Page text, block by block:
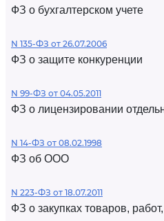
ФЗ о бухгалтерском учете
N 135-ФЗ от 26.07.2006
ФЗ о защите конкуренции
N 99-ФЗ от 04.05.2011
ФЗ о лицензировании
N 14-ФЗ от 08.02.1998
ФЗ об ООО
N 223-ФЗ от 18.07.2011
ФЗ о закупках товаров,